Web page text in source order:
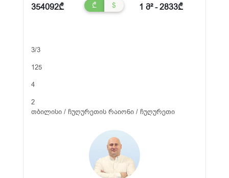
354092₾ ₾ $ 1 მ² - 2833₾
3/3
125
4
2
თბილისი / ჩუღურეთის რაიონი / ჩუღურეთი